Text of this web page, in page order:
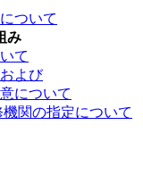
ついて
み
て
よび
について
関の指定について